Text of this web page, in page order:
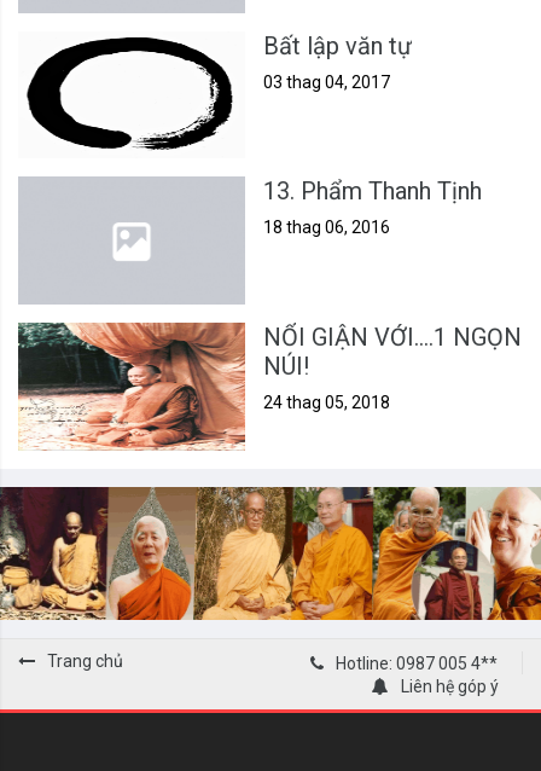
Bất lập văn tự
03 thag 04, 2017
13. Phẩm Thanh Tịnh
18 thag 06, 2016
NỔI GIẬN VỚI....1 NGỌN
NÚI!
24 thag 05, 2018
Trang chủ
Hotline: 0987 005 4**
Liên hệ góp ý